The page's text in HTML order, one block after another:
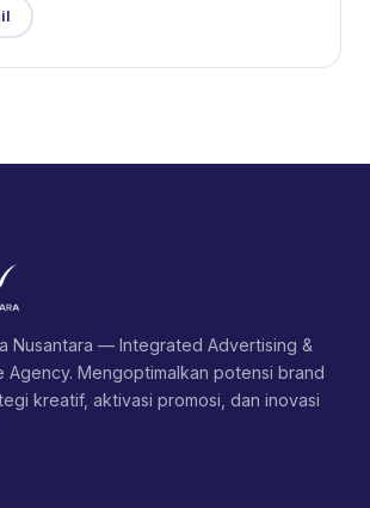
Nusantara — Integrated Advertising &
Agency. Mengoptimalkan potensi brand
kreatif, aktivasi promosi, dan inovasi